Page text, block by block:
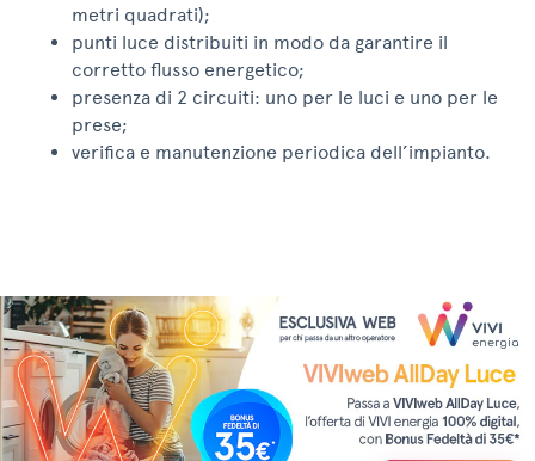
metri quadrati);
punti luce distribuiti in modo da garantire il
corretto flusso energetico;
presenza di 2 circuiti: uno per le luci e uno per le
prese;
verifica e manutenzione periodica dell’impianto.